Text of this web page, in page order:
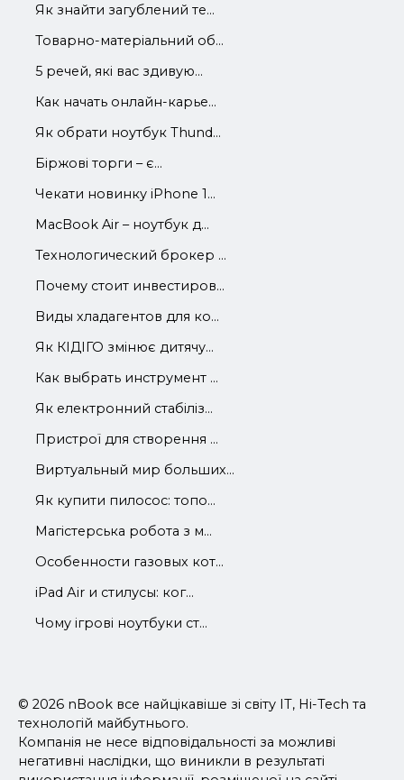
Як знайти загублений те...
Товарно-матеріальний об...
5 речей, які вас здивую...
Как начать онлайн-карье...
Як обрати ноутбук Thund...
Біржові торги – є...
Чекати новинку iPhone 1...
MacBook Air – ноутбук д...
Технологический брокер ...
Почему стоит инвестиров...
Виды хладагентов для ко...
Як КІДІГО змінює дитячу...
Как выбрать инструмент ...
Як електронний стабіліз...
Пристрої для створення ...
Виртуальный мир больших...
Як купити пилосос: топо...
Магістерська робота з м...
Особенности газовых кот...
iРad Аir и стилусы: ког...
Чому ігрові ноутбуки ст...
© 2026 nBook все найцікавіше зі світу IT, Hi-Tech та
технологій майбутнього.
Компанія не несе відповідальності за можливі
негативні наслідки, що виникли в результаті